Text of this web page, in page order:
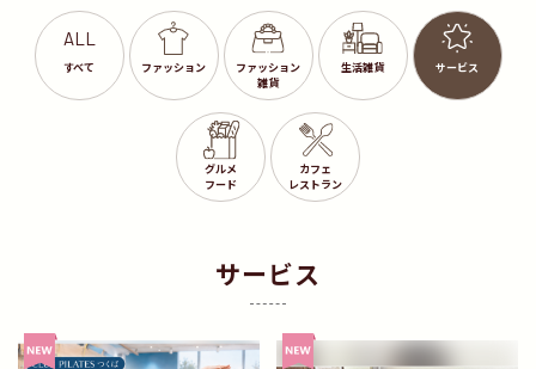
ALL
すべて ファッション
ファッション
雑貨
生活雑貨 サービス
グルメ
フード
カフェ
レストラン
サービス